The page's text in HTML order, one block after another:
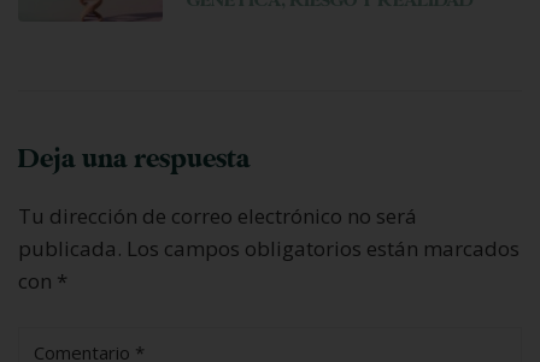
Deja una respuesta
Tu dirección de correo electrónico no será
publicada. Los campos obligatorios están marcados
con *